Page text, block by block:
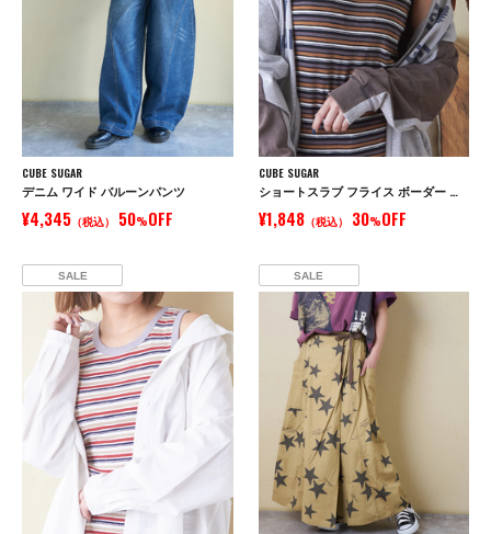
CUBE SUGAR
デニム ワイド バルーンパンツ
¥4,345 （税込） 50%OFF
CUBE SUGAR
ショートスラブ フライス ボーダー タンクトップ
¥1,848（税込） 30%OFF
SALE SALE